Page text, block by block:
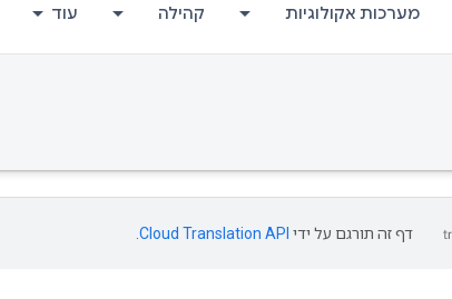
מערכות אקולוגיות קהילה עוד
דף זה תורגם על ידי Cloud Translation API